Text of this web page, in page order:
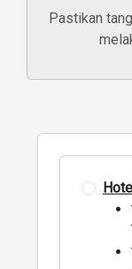
Pastikan